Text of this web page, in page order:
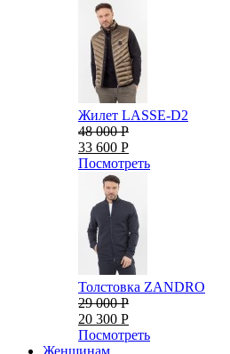
Жилет LASSE-D2
48 000 Р
33 600 Р
Посмотреть
Толстовка ZANDRO
29 000 Р
20 300 Р
Посмотреть
Женщинам